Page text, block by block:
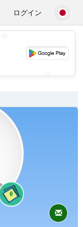
ログイン
0